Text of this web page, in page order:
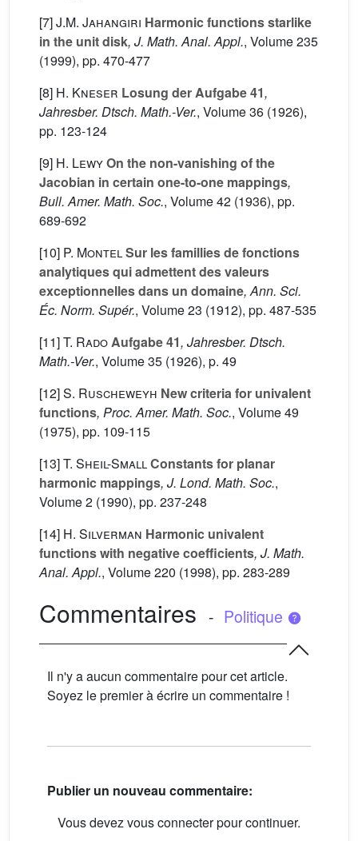
[7]J.M. Jahangiri Harmonic functions starlike
in the unit disk, J. Math. Anal. Appl., Volume 235
(1999), pp. 470-477
[8] H. Kneser Losung der Aufgabe 41,
Jahresber. Dtsch. Math.-Ver., Volume 36 (1926),
pp. 123-124
[9] H. LewyOn the non-vanishing of the
Jacobian in certain one-to-one mappings,
Bull. Amer. Math. Soc., Volume 42 (1936), pp.
689-692
[10] P. MontelSur les famillies de fonctions
analytiques qui admettent des valeurs
exceptionnelles dans un domaine, Ann. Sci.
Éc. Norm. Supér., Volume 23 (1912), pp. 487-535
[11]T. RadoAufgabe 41, Jahresber. Dtsch.
Math.-Ver., Volume 35 (1926), p. 49
[12]S. Ruscheweyh New criteria for univalent
functions, Proc. Amer. Math. Soc., Volume 49
(1975), pp. 109-115
[13]T. Sheil-SmallConstants for planar
harmonic mappings, J. Lond. Math. Soc.,
Volume 2 (1990), pp. 237-248
[14] H. Silverman Harmonic univalent
functions with negative coefficients, J. Math.
Anal. Appl., Volume 220 (1998), pp. 283-289
Commentaires - Politique
Il n'y a aucun commentaire pour cet article.
Soyez le premier à écrire un commentaire !
Publier un nouveau commentaire:
Vous devez vous connecter pour continuer.